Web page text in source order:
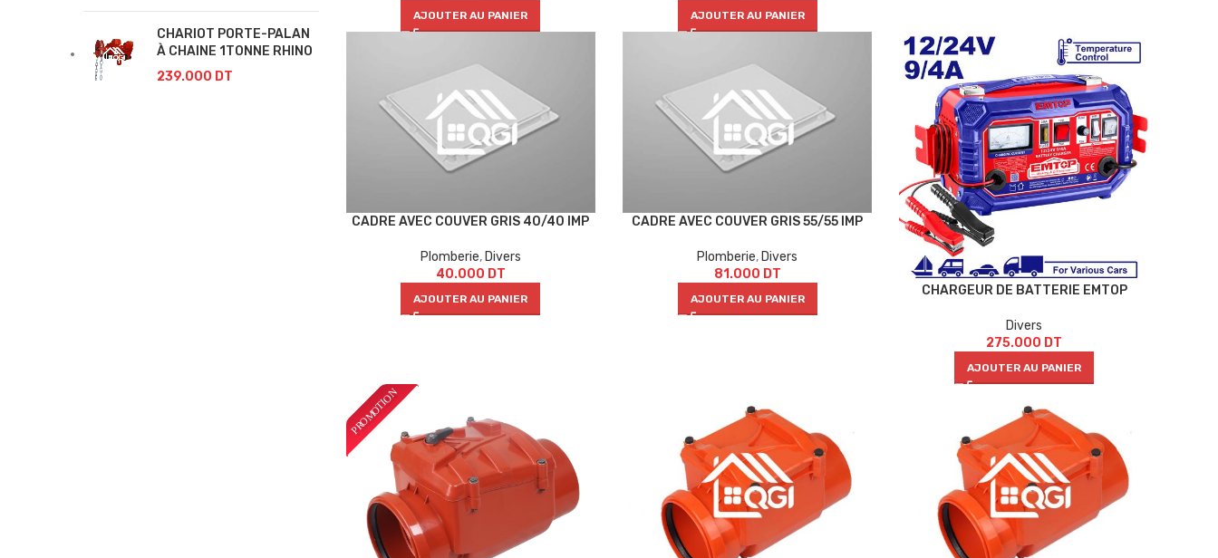
CHARIOT PORTE-PALAN
À CHAINE 1TONNE RHINO
239.000 DT
AJOUTER AU PANIER AJOUTER AU PANIER
CADRE AVEC COUVER GRIS 40/40 IMP
Plomberie, Divers
40.000 DT
AJOUTER AU PANIER
CADRE AVEC COUVER GRIS 55/55 IMP
Plomberie, Divers
81.000 DT
AJOUTER AU PANIER
CHARGEUR DE BATTERIE EMTOP
Divers
275.000 DT
AJOUTER AU PANIER